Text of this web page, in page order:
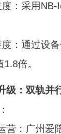
：采用
：通过设
倍。
级：双轨并
营：广州爱